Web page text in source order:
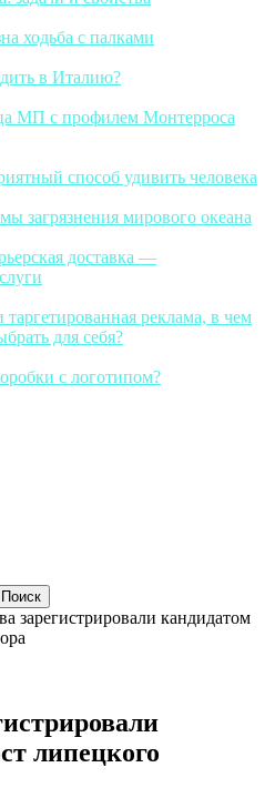
ходьба с палками
в Италию?
МП с профилем Монтерроса
способ удивить человека
загрязнения мирового океана
доставка —
таргетированная реклама, в чем
для себя?
с логотипом?
зарегистрировали кандидатом
липецкого